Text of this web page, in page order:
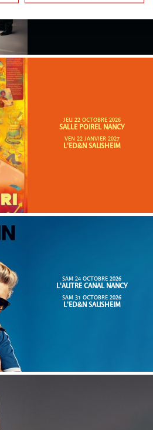
JEU 22 OCTOBRE 2026
SALLE POIREL NANCY
VEN 22 JANVIER 2027
L'ED&N SAUSHEIM
SAM 24 OCTOBRE 2026
L'AUTRE CANAL NANCY
SAM 31 OCTOBRE 2026
L'ED&N SAUSHEIM